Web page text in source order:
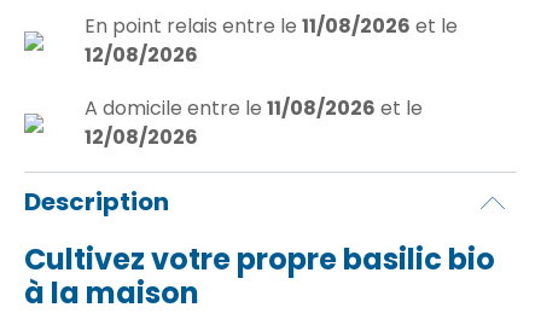
En point relais entre le 11/08/2026 et le
12/08/2026
A domicile entre le 11/08/2026 et le
12/08/2026
Description
Cultivez votre propre basilic bio
à la maison